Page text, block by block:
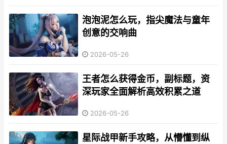
泡泡泥怎么玩，指尖魔法与童年
创意的交响曲
2026-05-26
王者怎么获得金币，副标题，资
深玩家全面解析高效积累之道
2026-05-26
星际战甲新手攻略，从懵懂到纵